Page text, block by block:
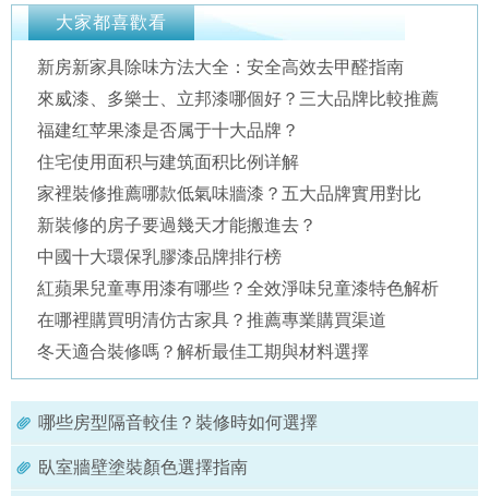
大家都喜歡看
新房新家具除味方法大全：安全高效去甲醛指南
來威漆、多樂士、立邦漆哪個好？三大品牌比較推薦
福建红苹果漆是否属于十大品牌？
住宅使用面积与建筑面积比例详解
家裡裝修推薦哪款低氣味牆漆？五大品牌實用對比
新裝修的房子要過幾天才能搬進去？
中國十大環保乳膠漆品牌排行榜
紅蘋果兒童專用漆有哪些？全效淨味兒童漆特色解析
在哪裡購買明清仿古家具？推薦專業購買渠道
冬天適合裝修嗎？解析最佳工期與材料選擇
哪些房型隔音較佳？裝修時如何選擇
臥室牆壁塗裝顏色選擇指南